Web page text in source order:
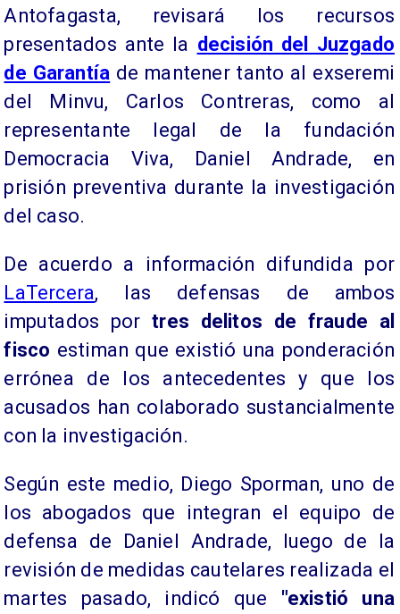
Antofagasta, revisará los recursos
presentados ante la decisión del Juzgado
de Garantía de mantener tanto al exseremi
del Minvu, Carlos Contreras, como al
representante legal de la fundación
Democracia Viva, Daniel Andrade, en
prisión preventiva durante la investigación
del caso.
De acuerdo a información difundida por
LaTercera, las defensas de ambos
imputados portres delitos de fraude al
fisco estiman que existió una ponderación
errónea de los antecedentes y que los
acusados han colaborado sustancialmente
con la investigación.
​Según este medio, Diego Sporman, uno de
los abogados que integran el equipo de
defensa de Daniel Andrade, luego de la
revisión de medidas cautelares realizada el
martes pasado, indicó que "existió una